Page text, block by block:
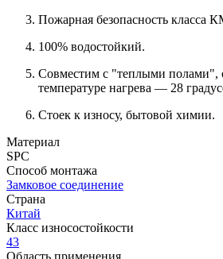
Пожарная безопасность класса
100% водостойкий.
Совместим с "теплыми полами",
температуре нагрева — 28
Стоек к износу, бытовой химии.
Материал
SPC
Способ монтажа
Замковое соединение
Страна
Китай
Класс износостойкости
43
Область применения